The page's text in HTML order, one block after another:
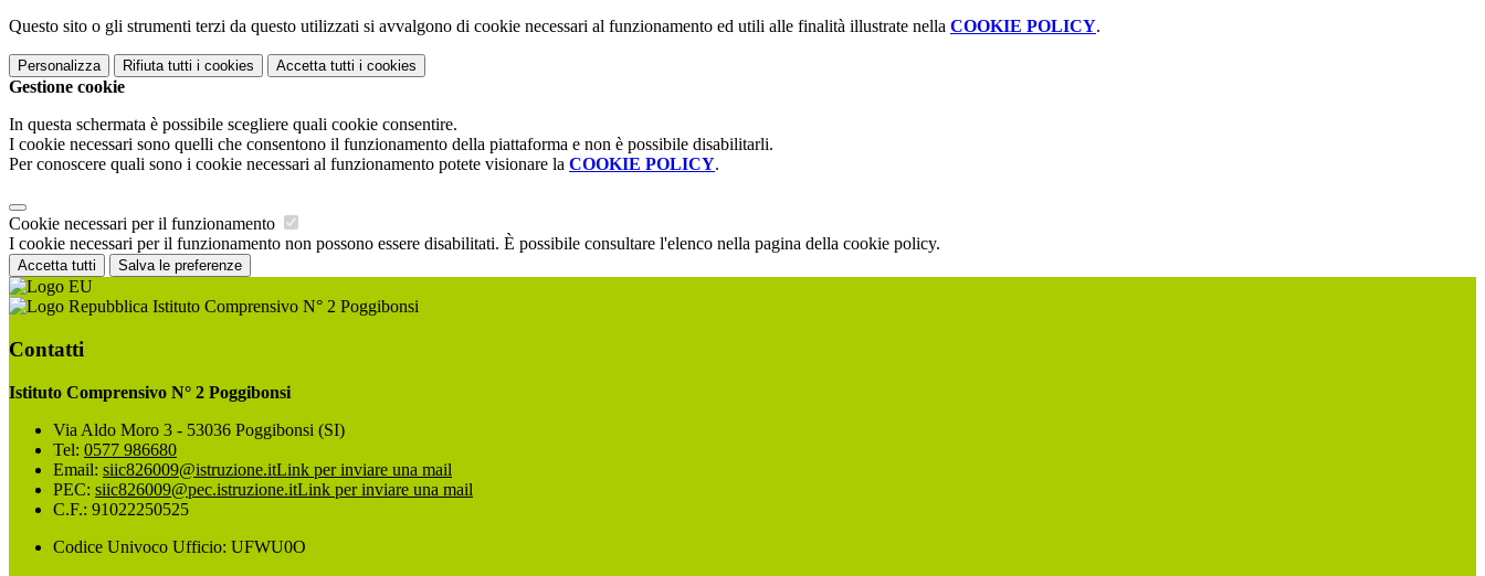
Questo sito o gli strumenti terzi da questo utilizzati si avvalgono di cookie necessari al funzionamento ed utili alle finalità illustrate nella COOKIE POLICY.
Personalizza Rifiuta tutti i cookies Accetta tutti i cookies
Gestione cookie
In questa schermata è possibile scegliere quali cookie consentire.
I cookie necessari sono quelli che consentono il funzionamento della piattaforma e non è possibile disabilitarli.
Per conoscere quali sono i cookie necessari al funzionamento potete visionare la COOKIE POLICY.
Cookie necessari per il funzionamento
I cookie necessari per il funzionamento non possono essere disabilitati. È possibile consultare l'elenco nella pagina della cookie policy.
Accetta tutti Salva le preferenze
Istituto Comprensivo N° 2 Poggibonsi
Contatti
Istituto Comprensivo N° 2 Poggibonsi
Via Aldo Moro 3 - 53036 Poggibonsi (SI)
Tel: 0577 986680
Email: siic826009@istruzione.itLink per inviare una mail
PEC: siic826009@pec.istruzione.itLink per inviare una mail
C.F.: 91022250525
Codice Univoco Ufficio: UFWU0O